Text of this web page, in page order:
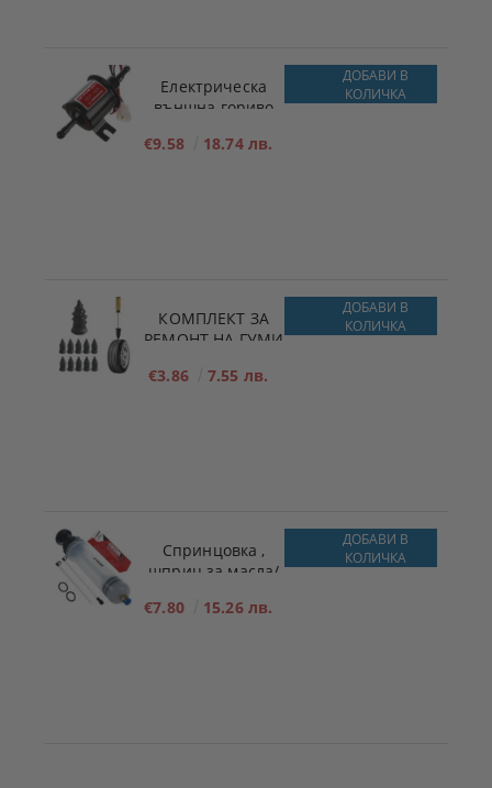
Електрическа
външна гориво
за ниско налягане
€9.58 18.74 лв.
ДОБАВИ В
КОЛИЧКА
КОМПЛЕКТ ЗА
РЕМОНТ НА ​​ГУМИ
5.3mm x 11.7mm
€3.86 7.55 лв.
ДОБАВИ В
КОЛИЧКА
Спринцовка ,
шприц за масла/
€7.80 15.26 лв.
ДОБАВИ В
КОЛИЧКА